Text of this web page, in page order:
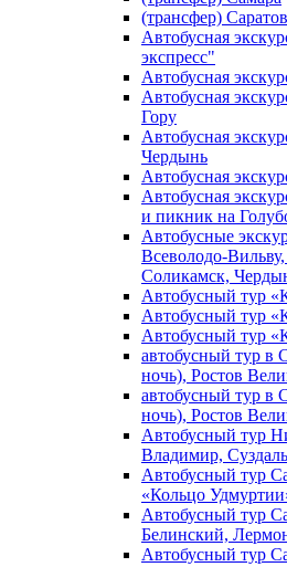
(трансфер) Саратов
Автобусная
экспресс"
Автобусная
Автобусная
Гору
Автобусная
Чердынь
Автобусная
Автобусная
и пикник на
Автобусные
Всеволодо-
Соликамск,
Автобусный тур
Автобусный тур
Автобусный тур
автобусный тур в
ночь), Ростов
автобусный тур в
ночь), Ростов
Автобусный тур
Владимир, Суздаль
Автобусный тур
«Кольцо
Автобусный тур
Белинский,
Автобусный тур